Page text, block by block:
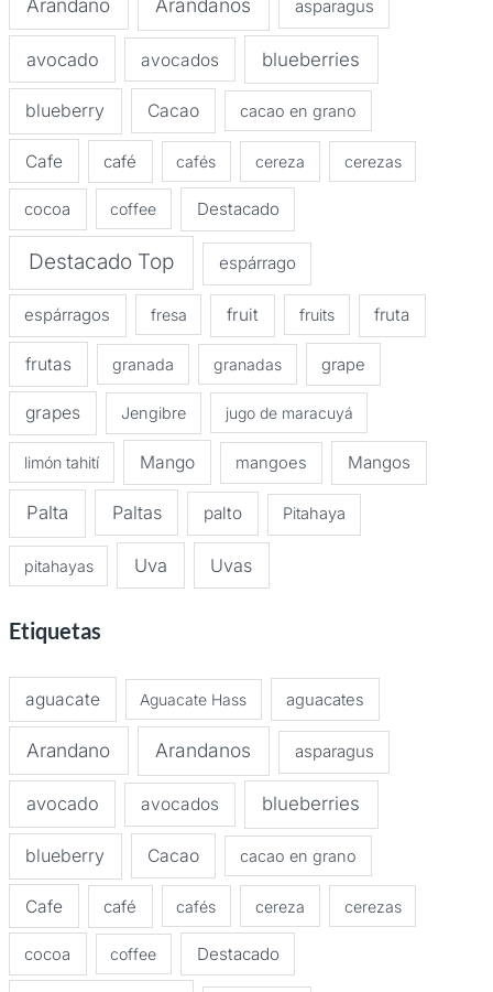
Arandano Arandanos asparagus
avocado avocados blueberries
blueberry Cacao cacao en grano
Cafe café cafés cereza cerezas
cocoa coffee Destacado
Destacado Top espárrago
espárragos fresa fruit fruits fruta
frutas granada granadas grape
grapes Jengibre jugo de maracuyá
limón tahití Mango mangoes Mangos
Palta Paltas palto Pitahaya
pitahayas Uva Uvas
Etiquetas
aguacate Aguacate Hass aguacates
Arandano Arandanos asparagus
avocado avocados blueberries
blueberry Cacao cacao en grano
Cafe café cafés cereza cerezas
cocoa coffee Destacado